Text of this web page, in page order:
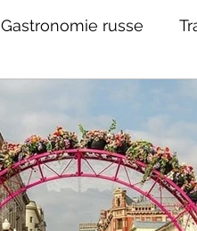
Gastronomie russe
Récits-Fictions